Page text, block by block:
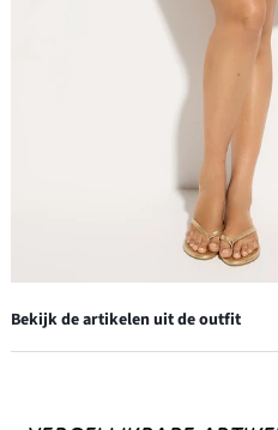
Bekijk de artikelen uit de outfit